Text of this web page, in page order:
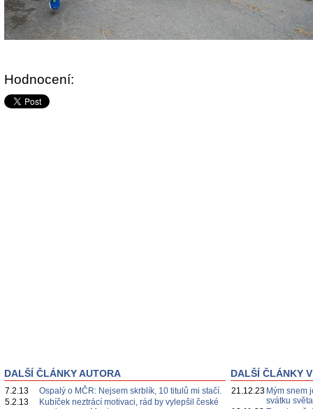
Hodnocení:
DALŠÍ ČLÁNKY AUTORA
7.2.13
Ospalý o MČR: Nejsem skrblík, 10 titulů mi stačí.
5.2.13
Kubíček neztrácí motivaci, rád by vylepšil české
DALŠÍ ČLÁNKY
21.12.23 Mým snem
svátku